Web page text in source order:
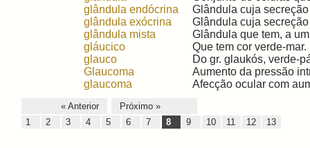
glândula endócrina
Glândula cuja
glândula exócrina
Glândula cuja
glândula mista
Glândula que tem, a
gláucico
Que tem cor verde-mar.
glauco
Do gr. glaukós, verde-
Glaucoma
Aumento da pressão
glaucoma
Afecção ocular com
« Anterior
Próximo »
1
2 3 4 5 6 7 8 9 10 11 12 13